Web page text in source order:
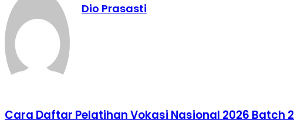
Dio Prasasti
Cara
Daftar
Cara Daftar Pelatihan Vokasi Nasional 2026 Batch 2